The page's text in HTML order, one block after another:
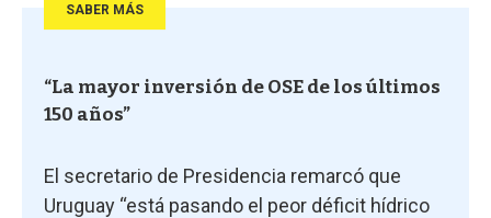
SABER MÁS
“La mayor inversión de OSE de los últimos
150 años”
El secretario de Presidencia remarcó que
Uruguay “está pasando el peor déficit hídrico